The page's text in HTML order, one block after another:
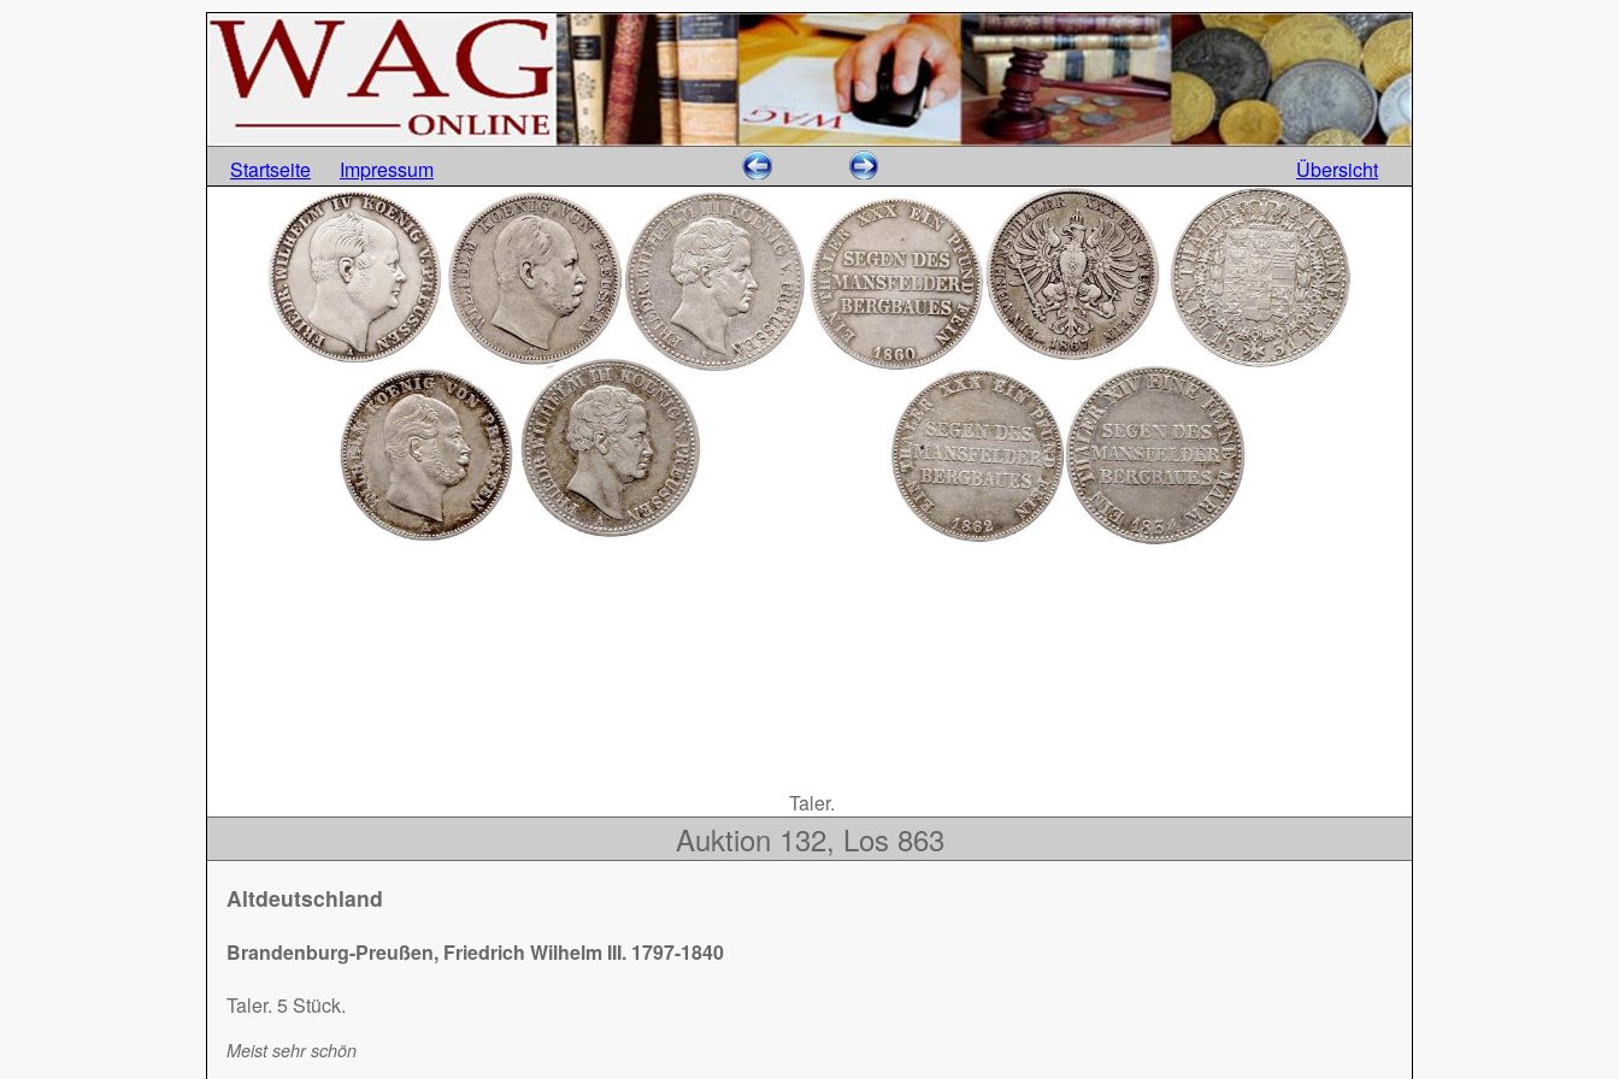
Startseite Impressum Übersicht
Taler.
Auktion 132, Los 863
Altdeutschland
Brandenburg-Preußen, Friedrich Wilhelm III. 1797-1840
Taler. 5 Stück.
Meist sehr schön